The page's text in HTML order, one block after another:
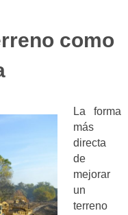
como
La forma
más
directa
de
mejorar
un
terreno